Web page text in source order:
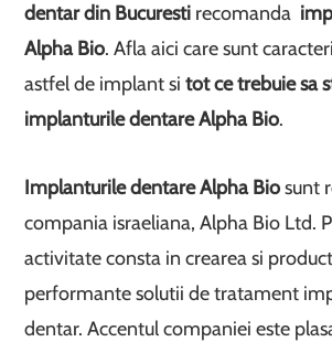
dentar din Bucuresti recomanda
Alpha Bio. Afla aici care sunt
astfel de implant sitot ce trebuie sa
implanturile dentare Alpha Bio.
Implanturile dentare Alpha Biosunt
compania israeliana, Alpha Bio Ltd.
activitate consta in crearea si
performante solutii de tratament
dentar. Accentul companiei este